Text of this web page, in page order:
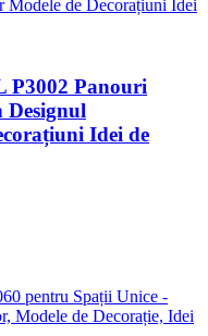
P3002 Panouri
Designul
Idei de